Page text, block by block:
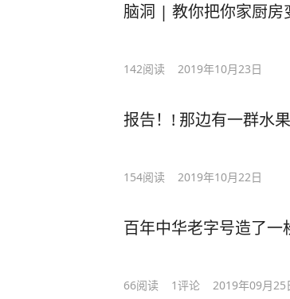
脑洞 | 教你把你家厨房
142阅读 2019年10月23日
报告！! 那边有一群水
154阅读 2019年10月22日
百年中华老字号造了
66阅读 1评论 2019年09月25